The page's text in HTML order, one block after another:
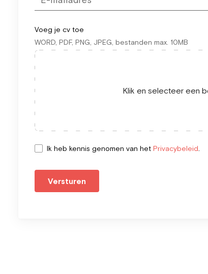
Voeg je cv toe
WORD, PDF, PNG, JPEG, bestanden max. 10MB
Klik en selecteer een
Ik heb kennis genomen van het Privacybeleid
Versturen